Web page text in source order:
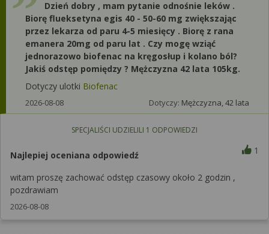
Dzień dobry , mam pytanie odnośnie leków .
Biorę flueksetyna egis 40 - 50-60 mg zwiększając
przez lekarza od paru 4-5 miesięcy . Biorę z rana
emanera 20mg od paru lat . Czy mogę wziąć
jednorazowo biofenac na kręgosłup i kolano ból?
Jakiś odstęp pomiędzy ? Mężczyzna 42 lata 105kg.
Dotyczy ulotki Biofenac
2026-08-08 Dotyczy: Mężczyzna, 42 lata
SPECJALIŚCI UDZIELILI 1 ODPOWIEDZI
Najlepiej oceniana odpowiedź 1
witam proszę zachować odstęp czasowy około 2 godzin ,
pozdrawiam
2026-08-08